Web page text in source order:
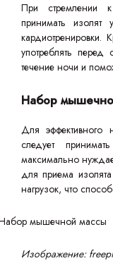
При стремлении
принимать
кардиотренировки.
употреблять
течение ночи и
Набор
Для эффективного
следует
максимально
для приема
нагрузок, что
Изображение: